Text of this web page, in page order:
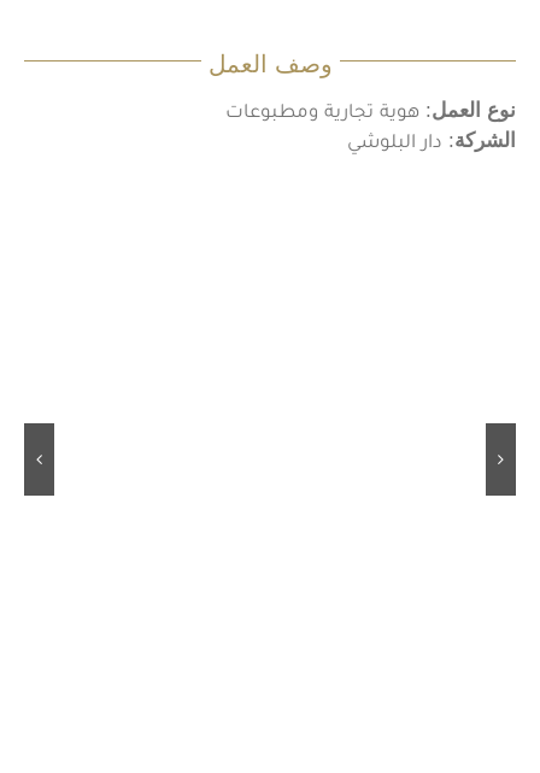
وصف العمل
نوع العمل: هوية تجارية ومطبوعات
الشركة: دار البلوشي